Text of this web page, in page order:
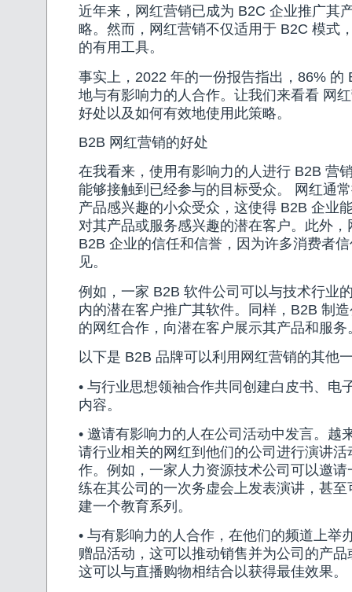
近年来，网红营销已成为 B2C 企业推广其
略。然而，网红营销不仅适用于 B2C 模式
的有用工具。
事实上，2022 年的一份报告指出，86% 的
地与有影响力的人合作。让我们来看看 网
好处以及如何有效地使用此策略。
B2B 网红营销的好处
在我看来，使用有影响力的人进行 B2B 营
能够接触到已经参与的目标受众。 网红通
产品感兴趣的小众受众，这使得 B2B 企业
对其产品或服务感兴趣的潜在客户。此外
B2B 企业的信任和信誉，因为许多消费者
见。
例如，一家 B2B 软件公司可以与技术行业
内的潜在客户推广其软件。同样，B2B 制
的网红合作，向潜在客户展示其产品和服务
以下是 B2B 品牌可以利用网红营销的其他
• 与行业思想领袖合作共同创建白皮书、电
内容。
• 邀请有影响力的人在公司活动中发言。越
请行业相关的网红到他们的公司进行演讲
作。例如，一家人力资源技术公司可以邀
练在其公司的一次务虚会上发表演讲，甚
建一个教育系列。
• 与有影响力的人合作，在他们的频道上举
赠品活动，这可以推动销售并为公司的产
这可以与直播购物相结合以获得最佳效果。